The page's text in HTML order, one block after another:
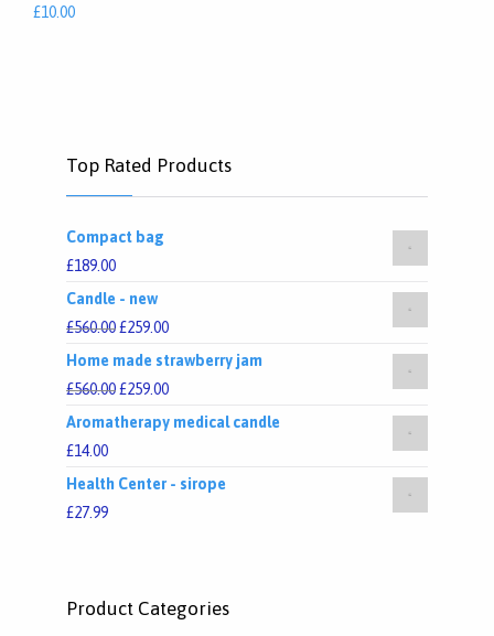
£10.00
Top Rated Products
Compact bag
£189.00
Candle - new
£560.00£259.00
Home made strawberry jam
£560.00£259.00
Aromatherapy medical candle
£14.00
Health Center - sirope
£27.99
Product Categories